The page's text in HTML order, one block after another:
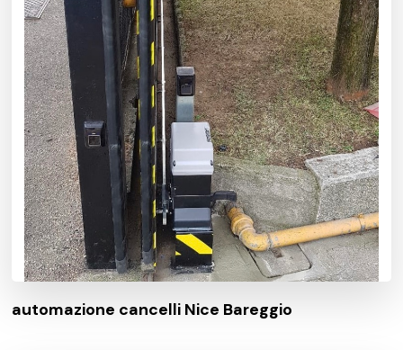
automazione cancelli Nice Bareggio